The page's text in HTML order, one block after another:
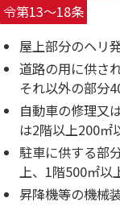
令第13〜18条
屋上部分のヘリ
道路の用に供さ
それ以外の部分
自動車の修理又
は2階以上200㎡
駐車に供する部
上、1階500㎡
昇降機等の機械